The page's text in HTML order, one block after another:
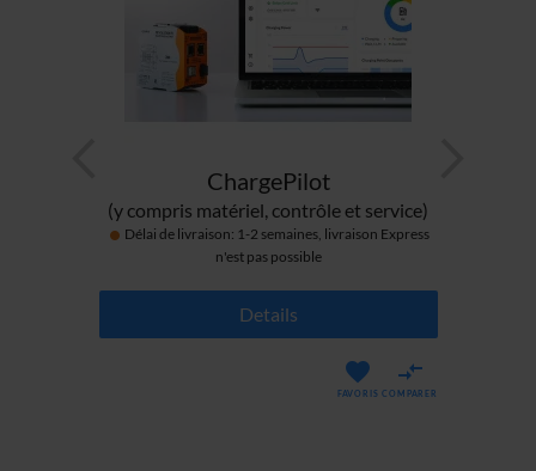
ChargePilot
(y compris matériel, contrôle et service)
Délai de livraison: 1-2 semaines, livraison Express
n'est pas possible
Details
FAVORIS COMPARER